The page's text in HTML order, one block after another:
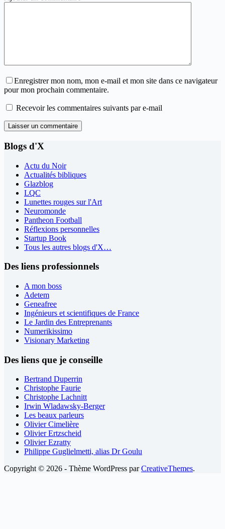
Enregistrer mon nom, mon e-mail et mon site dans ce navigateur
pour mon prochain commentaire.
Recevoir les commentaires suivants par e-mail
Laisser un commentaire
Blogs d'X
Actu du Noir
Actualités bibliques
Glazblog
LQC
Lunettes rouges sur l'Art
Neuromonde
Pantheon Football
Réflexions personnelles
Startup Book
Tous les autres blogs d'X…
Des liens professionnels
A mon boss
Adetem
Geneafree
Ingénieurs et scientifiques de France
Le Jardin des Entreprenants
Numerikissimo
Visionary Marketing
Des liens que je conseille
Bertrand Duperrin
Christophe Faurie
Christophe Lachnitt
Irwin Wladawsky-Berger
Les beaux parleurs
Olivier Cimelière
Olivier Ertzscheid
Olivier Ezratty
Philippe Guglielmetti, alias Dr Goulu
Copyright © 2026 - Thème WordPress parCreativeThemes.